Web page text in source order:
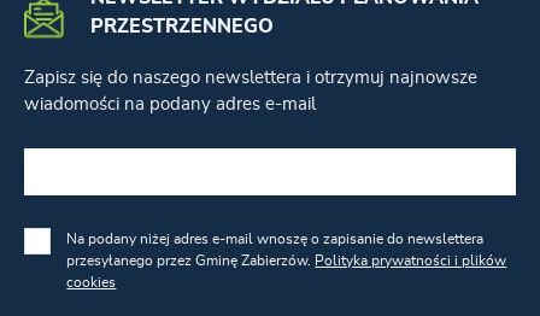
PRZESTRZENNEGO
Zapisz się do naszego newslettera i otrzymuj najnowsze
wiadomości na podany adres e-mail
Na podany niżej adres e-mail wnoszę o zapisanie do newslettera
przesyłanego przez Gminę Zabierzów. Polityka prywatności i plików
cookies